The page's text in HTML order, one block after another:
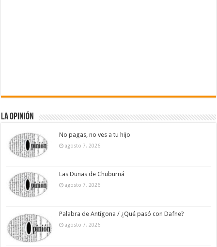
La Opinión
No pagas, no ves a tu hijo
agosto 7, 2026
Las Dunas de Chuburná
agosto 7, 2026
Palabra de Antígona / ¿Qué pasó con Dafne?
agosto 7, 2026